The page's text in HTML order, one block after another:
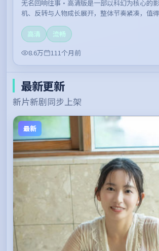
无名回响往事·高清版是一部以科幻为核心的
机、反转与人物成长展开，整体节奏紧凑，值得
高清
流畅
8.6万
111个月前
最新更新
新片新剧同步上架
最新